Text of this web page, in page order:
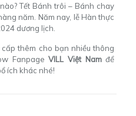
Tết Bánh trôi – Bánh chay
năm. Năm nay, lễ Hàn thực
dương lịch.
thêm cho bạn nhiều thông
FanpageVILL Việt Namđể
ích khác nhé!